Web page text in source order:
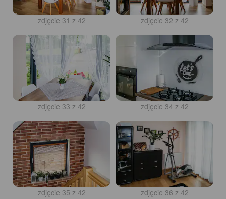
zdjęcie 31 z 42 zdjęcie 32 z 42
zdjęcie 33 z 42 zdjęcie 34 z 42
zdjęcie 35 z 42 zdjęcie 36 z 42